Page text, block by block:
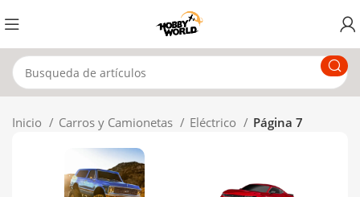
Inicio Carros y Camionetas Eléctrico Página 7